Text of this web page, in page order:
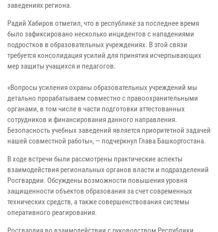
заведениях региона.
Радий Хабиров отметил, что в республике за последнее время
было зафиксировано несколько инцидентов с нападениями
подростков в образовательных учреждениях. В этой связи
требуется консолидация усилий для принятия исчерпывающих
мер защиты учащихся и педагогов.
«Вопросы усиления охраны образовательных учреждений мы
детально прорабатываем совместно с правоохранительными
органами, в том числе в части подготовки аттестованных
сотрудников и финансирования данного направления.
Безопасность учебных заведений является приоритетной задачей
нашей совместной работы», — подчеркнул Глава Башкортостана.
В ходе встречи были рассмотрены практические аспекты
взаимодействия региональных органов власти и подразделений
Росгвардии. Обсуждены возможности повышения уровня
защищенности объектов образования за счет современных
технических средств, а также совершенствования системы
оперативного реагирования.